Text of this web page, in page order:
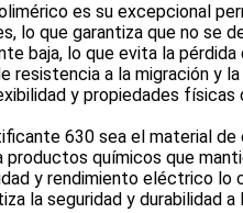
es su excepcional
lo que garantiza que no se
baja, lo que evita la
resistencia a la migración
y propiedades físicas
630 sea el material
químicos que
y rendimiento eléctrico
la seguridad y